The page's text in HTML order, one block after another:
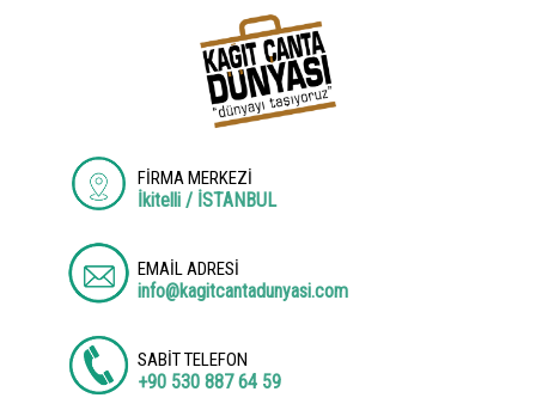
FİRMA MERKEZİ
İkitelli / İSTANBUL
EMAİL ADRESİ
info@kagitcantadunyasi.com
SABİT TELEFON
+90 530 887 64 59